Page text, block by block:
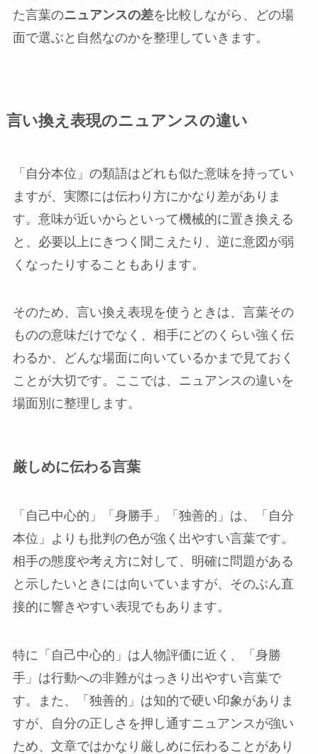
た言葉のニュアンスの差を比較しながら、どの場
面で選ぶと自然なのかを整理していきます。
言い換え表現のニュアンスの違い
「自分本位」の類語はどれも似た意味を持ってい
ますが、実際には伝わり方にかなり差がありま
す。意味が近いからといって機械的に置き換える
と、必要以上にきつく聞こえたり、逆に意図が弱
くなったりすることもあります。
そのため、言い換え表現を使うときは、言葉その
ものの意味だけでなく、相手にどのくらい強く伝
わるか、どんな場面に向いているかまで見ておく
ことが大切です。ここでは、ニュアンスの違いを
場面別に整理します。
厳しめに伝わる言葉
「自己中心的」「身勝手」「独善的」は、「自分
本位」よりも批判の色が強く出やすい言葉です。
相手の態度や考え方に対して、明確に問題がある
と示したいときには向いていますが、そのぶん直
接的に響きやすい表現でもあります。
特に「自己中心的」は人物評価に近く、「身勝
手」は行動への非難がはっきり出やすい言葉で
す。また、「独善的」は知的で硬い印象がありま
すが、自分の正しさを押し通すニュアンスが強い
ため、文章ではかなり厳しめに伝わることがあり